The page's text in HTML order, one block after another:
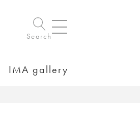
Search
IMA gallery